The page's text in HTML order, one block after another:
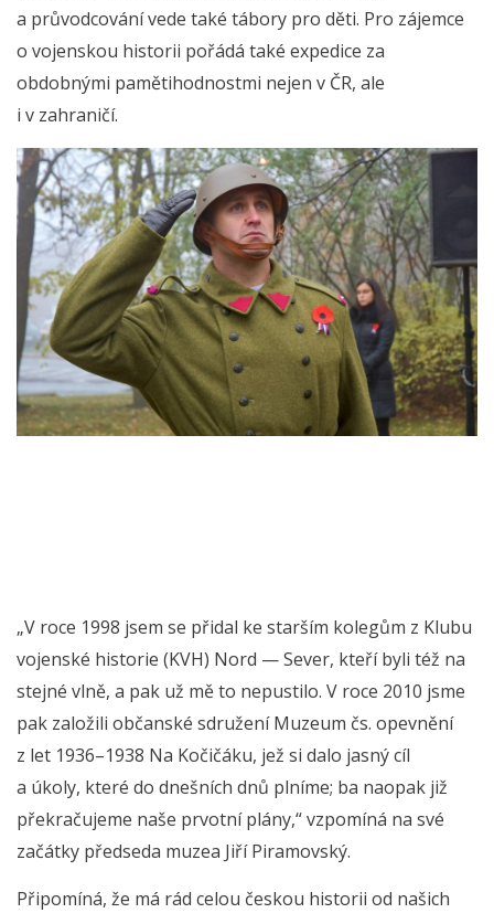
a průvodcování vede také tábory pro děti. Pro zájemce
o vojenskou historii pořádá také expedice za
obdobnými pamětihodnostmi nejen v ČR, ale
i v zahraničí.
„V roce 1998 jsem se přidal ke starším kolegům z Klubu
vojenské historie (KVH) Nord — Sever, kteří byli též na
stejné vlně, a pak už mě to nepustilo. V roce 2010 jsme
pak založili občanské sdružení Muzeum čs. opevnění
z let 1936–1938 Na Kočičáku, jež si dalo jasný cíl
a úkoly, které do dnešních dnů plníme; ba naopak již
překračujeme naše prvotní plány,“ vzpomíná na své
začátky předseda muzea Jiří Piramovský.
Připomíná, že má rád celou českou historii od našich